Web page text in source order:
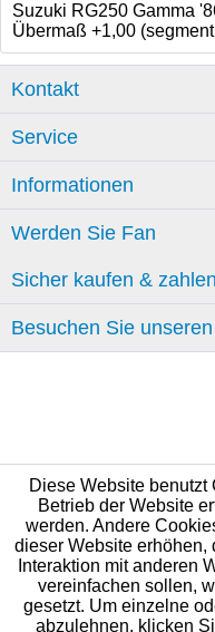
Suzuki RG250 Gamma
Übermaß +1,00
Kontakt
Service
Informationen
Werden Sie Fan
Sicher kaufen & zahlen
Besuchen Sie
Diese Website benutzt
Betrieb der Website
werden. Andere
dieser Website erhöhen,
Interaktion mit anderen
vereinfachen sollen,
gesetzt. Um einzelne
abzulehnen, klicken